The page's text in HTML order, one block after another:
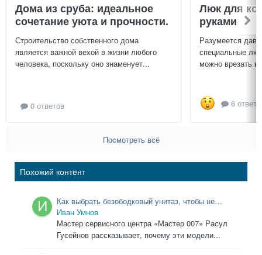
Дома из сруба: идеальное
сочетание уюта и прочности.
Строительство собственного дома
является важной вехой в жизни любого
человека, поскольку оно знаменует...
0 ответов
Люк для
руками
Разумеется
специальные
можно врезать
6
Посмотреть всё
Похожий контент
Как выбрать безободковый унитаз, чтобы не
пожалеть: инструкция от мастера
Иван Умнов
Мастер сервисного центра «Мастер 007» Расул
Гусейнов рассказывает, почему эти модели...